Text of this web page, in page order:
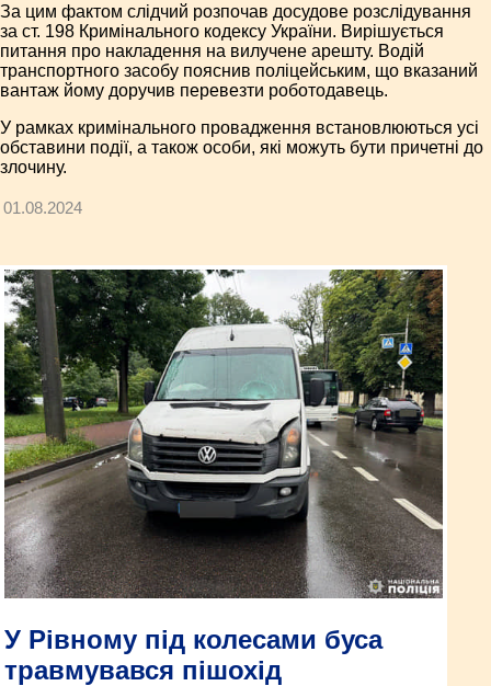
За цим фактом слідчий розпочав досудове розслідування
за ст. 198 Кримінального кодексу України. Вирішується
питання про накладення на вилучене арешту. Водій
транспортного засобу пояснив поліцейським, що вказаний
вантаж йому доручив перевезти роботодавець.
У рамках кримінального провадження встановлюються усі
обставини події, а також особи, які можуть бути причетні до
злочину.
01.08.2024
У Рівному під колесами буса
травмувався пішохід